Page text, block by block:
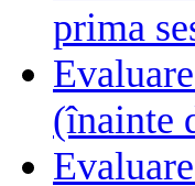
prima
(înainte